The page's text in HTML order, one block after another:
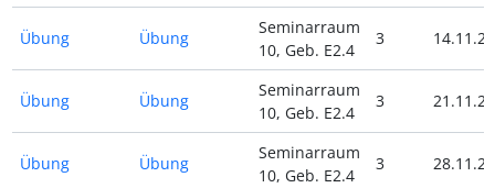
Übung Übung
Seminarraum
10, Geb. E2.4
3 14.11.23
Übung Übung
Seminarraum
10, Geb. E2.4
3 21.11.23
Übung Übung
Seminarraum
10, Geb. E2.4
3 28.11.23